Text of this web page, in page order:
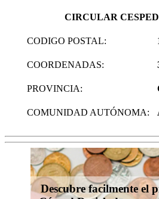
CIRCULAR
CODIGO POSTAL:
COORDENADAS:
PROVINCIA:
COMUNIDAD AUTÓNOMA:
Descubre facilmente el